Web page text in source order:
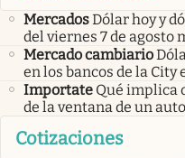
MercadosDólar hoy y
del viernes 7 de agosto
Mercado cambiario
en los bancos de la City
Importate Qué implica
de la ventana de un
Cotizaciones